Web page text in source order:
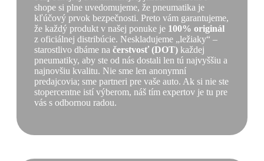
shope si plne uvedomujeme, že pneumatika je
kľúčový prvok bezpečnosti. Preto vám garantujeme,
že každý produkt v našej ponuke je 100% originál
z oficiálnej distribúcie. Neskladujeme „ležiaky“ –
starostlivo dbáme na čerstvosť (DOT) každej
pneumatiky, aby ste od nás dostali len tú najvyššiu a
najnovšiu kvalitu. Nie sme len anonymní
predajcovia; sme partneri pre vaše auto. Ak si nie ste
stopercentne istí výberom, náš tím expertov je tu pre
vás s odbornou radou.